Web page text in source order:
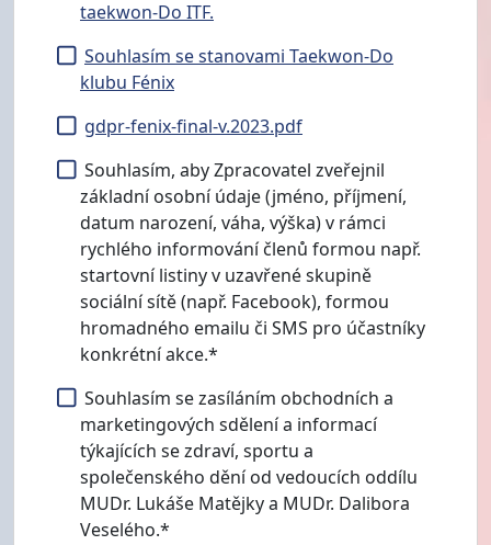
taekwon-Do ITF.
Souhlasím se stanovami Taekwon-Do
klubu Fénix
gdpr-fenix-final-v.2023.pdf
Souhlasím, aby Zpracovatel zveřejnil
základní osobní údaje (jméno, příjmení,
datum narození, váha, výška) v rámci
rychlého informování členů formou např.
startovní listiny v uzavřené skupině
sociální sítě (např. Facebook), formou
hromadného emailu či SMS pro účastníky
konkrétní akce.*
Souhlasím se zasíláním obchodních a
marketingových sdělení a informací
týkajících se zdraví, sportu a
společenského dění od vedoucích oddílu
MUDr. Lukáše Matějky a MUDr. Dalibora
Veselého.*